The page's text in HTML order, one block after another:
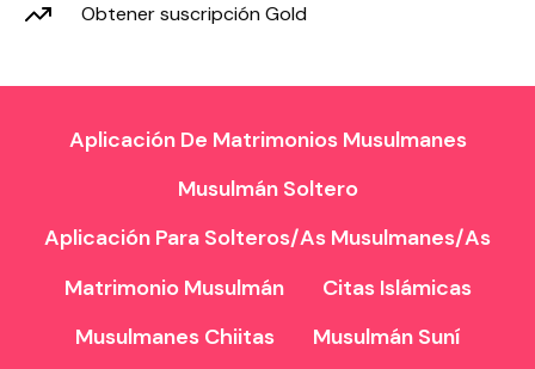
Obtener suscripción Gold
Aplicación De Matrimonios Musulmanes
Musulmán Soltero
Aplicación Para Solteros/as Musulmanes/as
Matrimonio Musulmán
Citas Islámicas
Musulmanes Chiitas
Musulmán Suní